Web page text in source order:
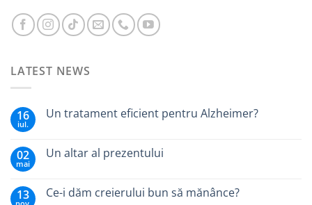
LATEST NEWS
16
iul.
Un tratament eficient pentru Alzheimer?
02
mai
Un altar al prezentului
13 Ce-i dăm creierului bun să mănânce?